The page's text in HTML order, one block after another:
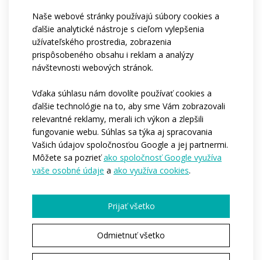
Naše webové stránky používajú súbory cookies a
ďalšie analytické nástroje s cieľom vylepšenia
užívateľského prostredia, zobrazenia
prispôsobeného obsahu i reklam a analýzy
návštevnosti webových stránok.
Vďaka súhlasu nám dovolíte používať cookies a
ďalšie technológie na to, aby sme Vám zobrazovali
relevantné reklamy, merali ich výkon a zlepšili
fungovanie webu. Súhlas sa týka aj spracovania
Vašich údajov spoločnosťou Google a jej partnermi.
Môžete sa pozrieťako spoločnosť Google využíva
vaše osobné údaje a ako využíva cookies.
Prijať všetko
Odmietnuť všetko
názov?
Aký je približný počet osôb, pre ktoré by sme
oblečenie vyrábali?*
1-4 5-10 11-50
viac ako 50
stovky kusov
výrobou?*
Ihneď
Počas nasledujúcich 3-6 mesiacov
Zatíaľ nemám predstavu
Chcete nám povedať ďalšie podrobnosti?
Pole označené * je povinné.